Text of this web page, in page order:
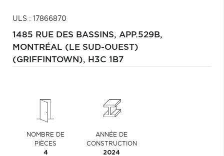
ULS : 17866870
1485 RUE DES BASSINS, APP.529B,
MONTRÉAL (LE SUD-OUEST)
(GRIFFINTOWN), H3C 1B7
NOMBRE DE
PIÈCES
4
ANNÉE DE
CONSTRUCTION
2024